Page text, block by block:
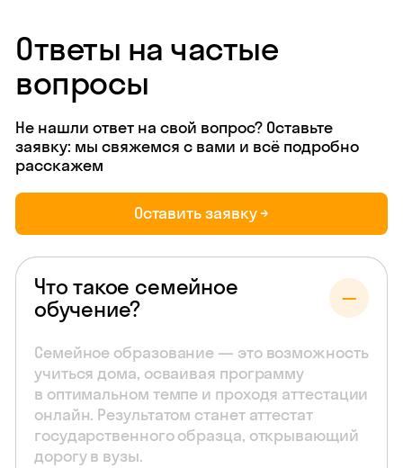
Ответы на частые
вопросы
Не нашли ответ на свой вопрос? Оставьте
заявку: мы свяжемся с вами и всё подробно
расскажем
Оставить заявку →
Что такое семейное
обучение?
Семейное образование — это возможность
учиться дома, осваивая программу
в оптимальном темпе и проходя аттестации
онлайн. Результатом станет аттестат
государственного образца, открывающий
дорогу в вузы.